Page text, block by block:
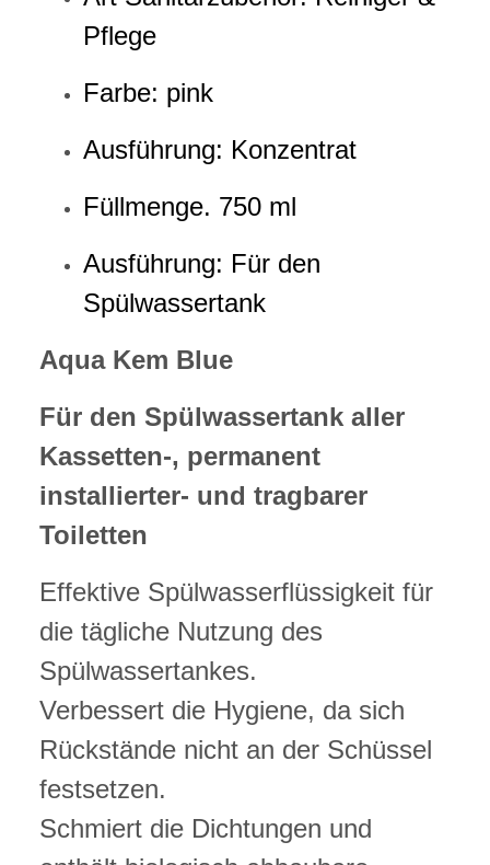
Pflege
Farbe: pink
Ausführung: Konzentrat
Füllmenge. 750 ml
Ausführung: Für den
Spülwassertank
Aqua Kem Blue
Für den Spülwassertank aller
Kassetten-, permanent
installierter- und tragbarer
Toiletten
Effektive Spülwasserflüssigkeit für
die tägliche Nutzung des
Spülwassertankes.
Verbessert die Hygiene, da sich
Rückstände nicht an der Schüssel
festsetzen.
Schmiert die Dichtungen und